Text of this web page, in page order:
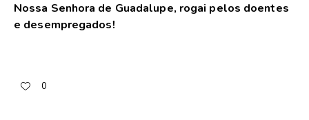
Nossa Senhora de Guadalupe, rogai pelos doentes
e desempregados!
0